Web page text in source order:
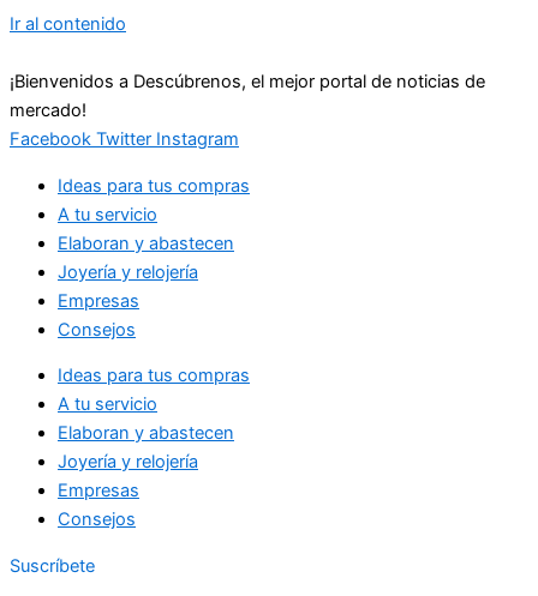
Ir al contenido
¡Bienvenidos a Descúbrenos, el mejor portal de noticias de
mercado!
Facebook Twitter Instagram
Ideas para tus compras
A tu servicio
Elaboran y abastecen
Joyería y relojería
Empresas
Consejos
Ideas para tus compras
A tu servicio
Elaboran y abastecen
Joyería y relojería
Empresas
Consejos
Suscríbete